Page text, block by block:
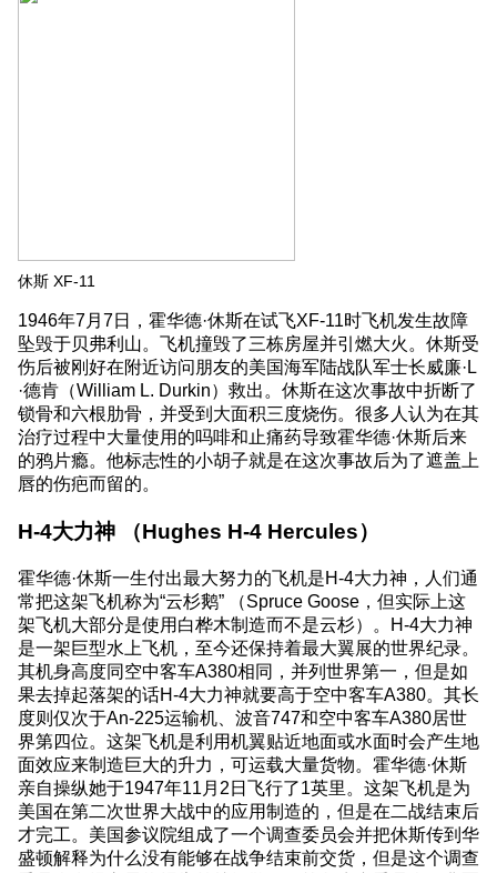
休斯 XF-11
1946年7月7日，霍华德·休斯在试飞XF-11时飞机发生故障
坠毁于贝弗利山。飞机撞毁了三栋房屋并引燃大火。休斯受
伤后被刚好在附近访问朋友的美国海军陆战队军士长威廉·L
·德肯（William L. Durkin）救出。休斯在这次事故中折断了
锁骨和六根肋骨，并受到大面积三度烧伤。很多人认为在其
治疗过程中大量使用的吗啡和止痛药导致霍华德·休斯后来
的鸦片瘾。他标志性的小胡子就是在这次事故后为了遮盖上
唇的伤疤而留的。
H-4大力神 （Hughes H-4 Hercules）
霍华德·休斯一生付出最大努力的飞机是H-4大力神，人们通
常把这架飞机称为“云杉鹅” （Spruce Goose，但实际上这
架飞机大部分是使用白桦木制造而不是云杉）。H-4大力神
是一架巨型水上飞机，至今还保持着最大翼展的世界纪录。
其机身高度同空中客车A380相同，并列世界第一，但是如
果去掉起落架的话H-4大力神就要高于空中客车A380。其长
度则仅次于An-225运输机、波音747和空中客车A380居世
界第四位。这架飞机是利用机翼贴近地面或水面时会产生地
面效应来制造巨大的升力，可运载大量货物。霍华德·休斯
亲自操纵她于1947年11月2日飞行了1英里。这架飞机是为
美国在第二次世界大战中的应用制造的，但是在二战结束后
才完工。美国参议院组成了一个调查委员会并把休斯传到华
盛顿解释为什么没有能够在战争结束前交货，但是这个调查